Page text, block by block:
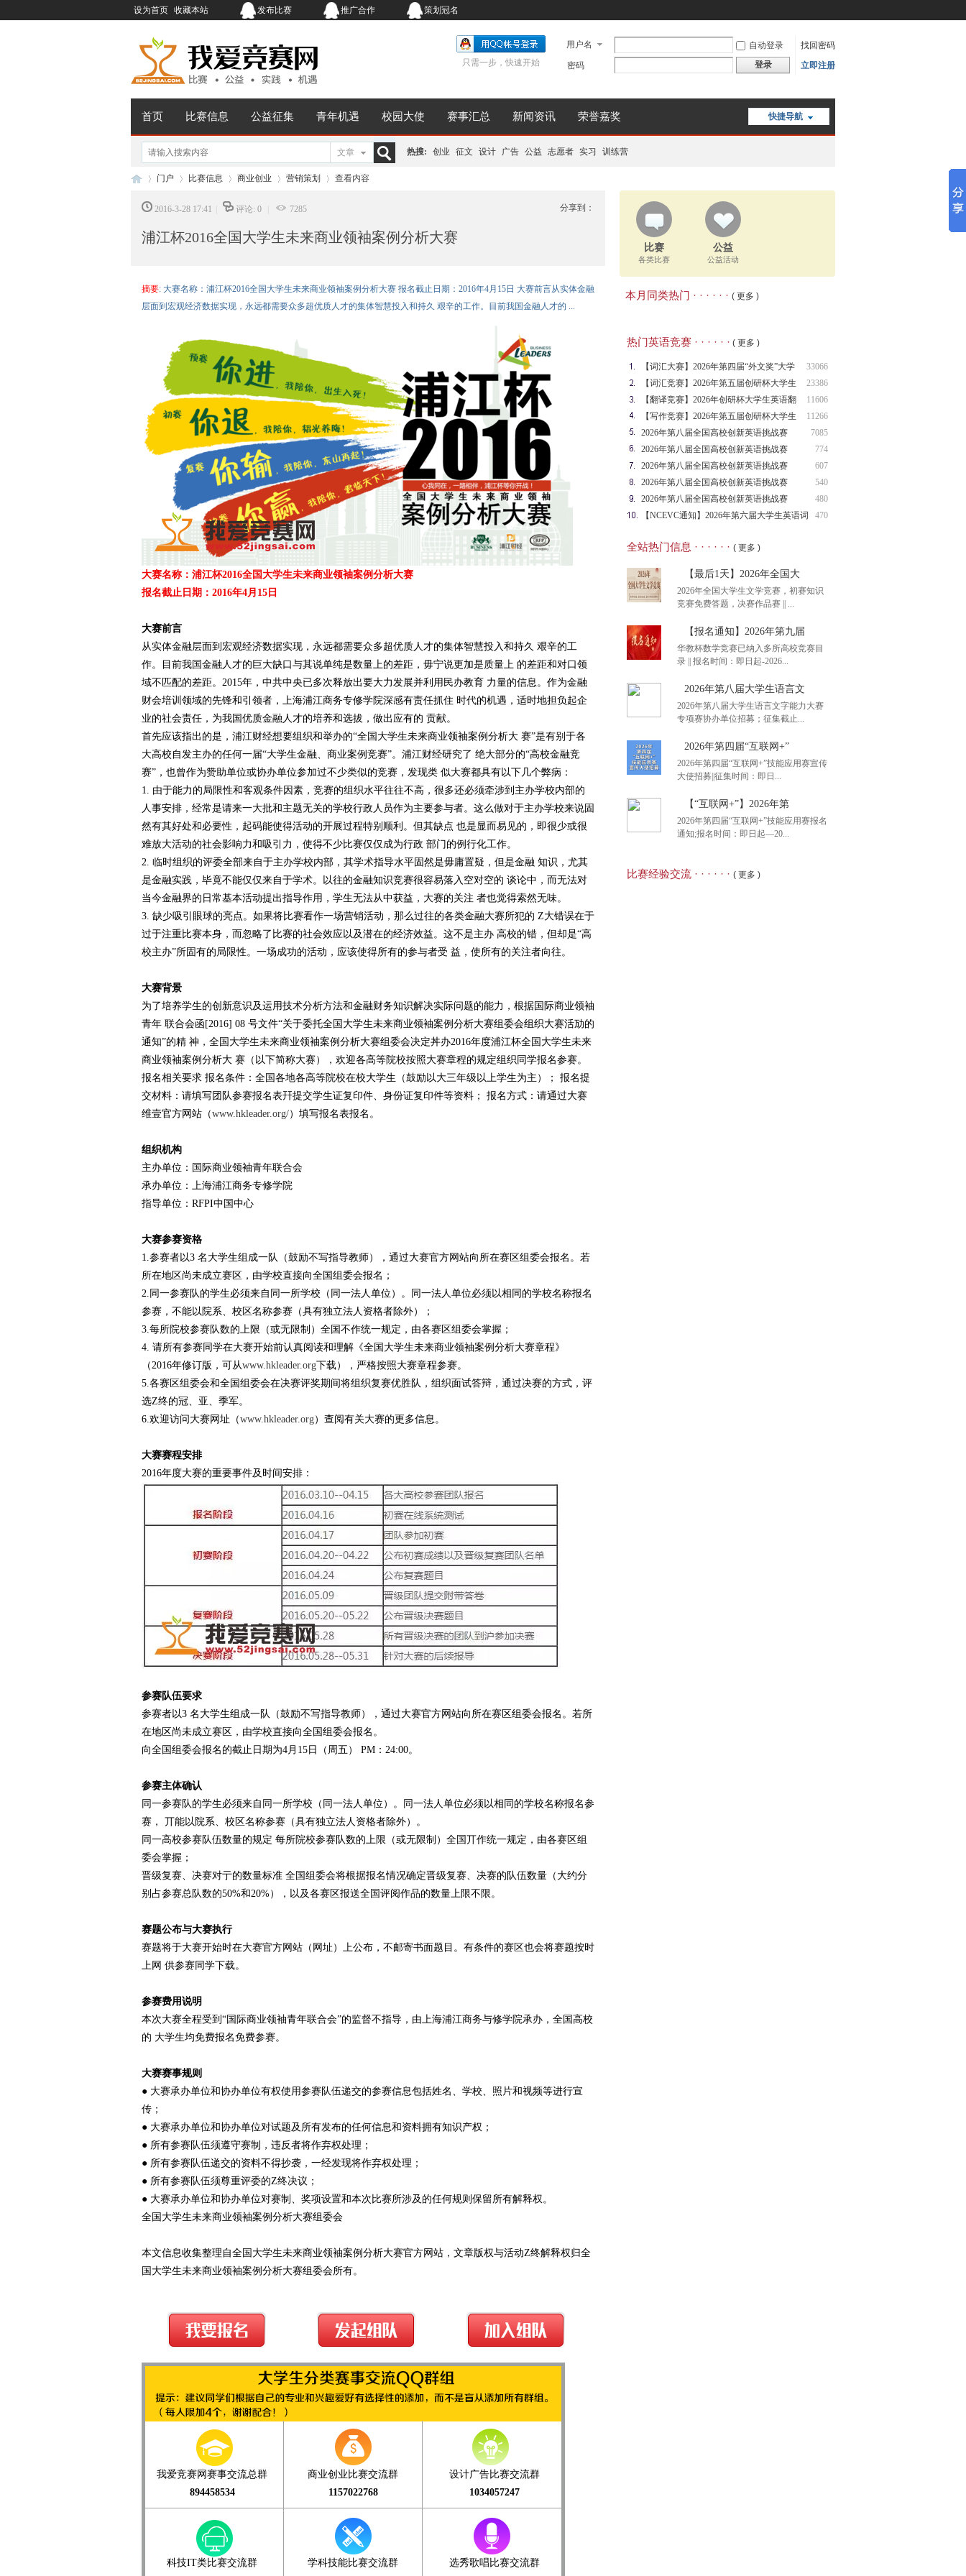
设为首页 收藏本站 发布比赛 推广合作 策划冠名
用户名 自动登录
找回密码
密码
登录 立即注册
只需一步，快速开始
快捷导航
首页 比赛信息 公益征集 青年机遇 校园大使 赛事汇总 新闻资讯 荣誉嘉奖
文章
索
热搜: 创业 征文 设计 广告 公益 志愿者 实习 训练营
›
门户
›
比赛信息
›
商业创业
›
营销策划
›
查看内容
分享到：
2016-3-28 17:41 评论: 0 7285
浦江杯2016全国大学生未来商业领袖案例分析大赛
摘要: 大赛名称：浦江杯2016全国大学生未来商业领袖案例分析大赛 报名截止日期：2016年4月15日 大赛前言从实体金融
层面到宏观经济数据实现，永远都需要众多超优质人才的集体智慧投入和持久 艰辛的工作。目前我国金融人才的 ...
大赛名称：浦江杯2016全国大学生未来商业领袖案例分析大赛
报名截止日期：2016年4月15日
大赛前言
从实体金融层面到宏观经济数据实现，永远都需要众多超优质人才的集体智慧投入和持久 艰辛的工
作。目前我国金融人才的巨大缺口与其说单纯是数量上的差距，毋宁说更加是质量上 的差距和对口领
域不匹配的差距。2015年，中共中央已多次释放出要大力发展并利用民办教育 力量的信息。作为金融
财会培训领域的先锋和引领者，上海浦江商务专修学院深感有责任抓住 时代的机遇，适时地担负起企
业的社会责任，为我国优质金融人才的培养和选拔，做出应有的 贡献。
首先应该指出的是，浦江财经想要组织和举办的“全国大学生未来商业领袖案例分析大 赛”是有别于各
大高校自发主办的任何一届“大学生金融、商业案例竞赛”。浦江财经研究了 绝大部分的“高校金融竞
赛”，也曾作为赞助单位或协办单位参加过不少类似的竞赛，发现类 似大赛都具有以下几个弊病：
1. 由于能力的局限性和客观条件因素，竞赛的组织水平往往不高，很多还必须牵涉到主办学校内部的
人事安排，经常是请来一大批和主题无关的学校行政人员作为主要参与者。这么做对于主办学校来说固
然有其好处和必要性，起码能使得活动的开展过程特别顺利。但其缺点 也是显而易见的，即很少或很
难放大活动的社会影响力和吸引力，使得不少比赛仅仅成为行政 部门的例行化工作。
2. 临时组织的评委全部来自于主办学校内部，其学术指导水平固然是毋庸置疑，但是金融 知识，尤其
是金融实践，毕竟不能仅仅来自于学术。以往的金融知识竞赛很容易落入空对空的 谈论中，而无法对
当今金融界的日常基本活动提出指导作用，学生无法从中获益，大赛的关注 者也觉得索然无味。
3. 缺少吸引眼球的亮点。如果将比赛看作一场营销活动，那么过往的各类金融大赛所犯的 Z大错误在于
过于注重比赛本身，而忽略了比赛的社会效应以及潜在的经济效益。这不是主办 高校的错，但却是“高
校主办”所固有的局限性。一场成功的活动，应该使得所有的参与者受 益，使所有的关注者向往。
大赛背景
为了培养学生的创新意识及运用技术分析方法和金融财务知识解决实际问题的能力，根据国际商业领袖
青年 联合会函[2016] 08 号文件“关于委托全国大学生未来商业领袖案例分析大赛组委会组织大赛活劢的
通知”的精 神，全国大学生未来商业领袖案例分析大赛组委会决定丼办2016年度浦江杯全国大学生未来
商业领袖案例分析大 赛（以下简称大赛），欢迎各高等院校按照大赛章程的规定组织同学报名参赛。
报名相关要求 报名条件：全国各地各高等院校在校大学生（鼓励以大三年级以上学生为主）； 报名提
交材料：请填写团队参赛报名表幵提交学生证复印件、身份证复印件等资料； 报名方式：请通过大赛
维壹官方网站（www.hkleader.org/）填写报名表报名。
组织机构
主办单位：国际商业领袖青年联合会
承办单位：上海浦江商务专修学院
指导单位：RFPI中国中心
大赛参赛资格
1.参赛者以3 名大学生组成一队（鼓励不写指导教师），通过大赛官方网站向所在赛区组委会报名。若
所在地区尚未成立赛区，由学校直接向全国组委会报名；
2.同一参赛队的学生必须来自同一所学校（同一法人单位）。同一法人单位必须以相同的学校名称报名
参赛，不能以院系、校区名称参赛（具有独立法人资格者除外）；
3.每所院校参赛队数的上限（或无限制）全国不作统一规定，由各赛区组委会掌握；
4. 请所有参赛同学在大赛开始前认真阅读和理解《全国大学生未来商业领袖案例分析大赛章程》
（2016年修订版，可从www.hkleader.org下载），严格按照大赛章程参赛。
5.各赛区组委会和全国组委会在决赛评奖期间将组织复赛优胜队，组织面试答辩，通过决赛的方式，评
选Z终的冠、亚、季军。
6.欢迎访问大赛网址（www.hkleader.org）查阅有关大赛的更多信息。
大赛赛程安排
2016年度大赛的重要事件及时间安排：
参赛队伍要求
参赛者以3 名大学生组成一队（鼓励不写指导教师），通过大赛官方网站向所在赛区组委会报名。若所
在地区尚未成立赛区，由学校直接向全国组委会报名。
向全国组委会报名的截止日期为4月15日（周五） PM：24:00。
参赛主体确认
同一参赛队的学生必须来自同一所学校（同一法人单位）。同一法人单位必须以相同的学校名称报名参
赛， 丌能以院系、校区名称参赛（具有独立法人资格者除外）。
同一高校参赛队伍数量的规定 每所院校参赛队数的上限（或无限制）全国丌作统一规定，由各赛区组
委会掌握；
晋级复赛、决赛对亍的数量标准 全国组委会将根据报名情况确定晋级复赛、决赛的队伍数量（大约分
别占参赛总队数的50%和20%），以及各赛区报送全国评阅作品的数量上限不限。
赛题公布与大赛执行
赛题将于大赛开始时在大赛官方网站（网址）上公布，不邮寄书面题目。有条件的赛区也会将赛题按时
上网 供参赛同学下载。
参赛费用说明
本次大赛全程受到“国际商业领袖青年联合会”的监督不指导，由上海浦江商务与修学院承办，全国高校
的 大学生均免费报名免费参赛。
大赛赛事规则
● 大赛承办单位和协办单位有权使用参赛队伍递交的参赛信息包括姓名、学校、照片和视频等进行宣
传；
● 大赛承办单位和协办单位对试题及所有发布的任何信息和资料拥有知识产权；
● 所有参赛队伍须遵守赛制，违反者将作弃权处理；
● 所有参赛队伍递交的资料不得抄袭，一经发现将作弃权处理；
● 所有参赛队伍须尊重评委的Z终决议；
● 大赛承办单位和协办单位对赛制、奖项设置和本次比赛所涉及的任何规则保留所有解释权。
全国大学生未来商业领袖案例分析大赛组委会
本文信息收集整理自全国大学生未来商业领袖案例分析大赛官方网站，文章版权与活动Z终解释权归全
国大学生未来商业领袖案例分析大赛组委会所有。
我爱竞赛网赛事交流总群
894458534
商业创业比赛交流群
1157022768
设计广告比赛交流群
1034057247
科技IT类比赛交流群
学科技能比赛交流群
选秀歌唱比赛交流群
比赛
各类比赛
公益
公益活动
本月同类热门 · · · · · · ( 更多 )
热门英语竞赛 · · · · · · ( 更多 )
33066
【词汇大赛】2026年第四届“外文奖”大学
生
23386
【词汇竞赛】2026年第五届创研杯大学生
英语
11606
【翻译竞赛】2026年创研杯大学生英语翻
译竞
11266
【写作竞赛】2026年第五届创研杯大学生
英语
7085
2026年第八届全国高校创新英语挑战赛
（NCIE
774
2026年第八届全国高校创新英语挑战赛
607
2026年第八届全国高校创新英语挑战赛
（NCIE
540
2026年第八届全国高校创新英语挑战赛
（NCIE
480
2026年第八届全国高校创新英语挑战赛
（NCIE
470
【NCEVC通知】2026年第六届大学生英语词
全站热门信息 · · · · · · ( 更多 )
【最后1天】2026年全国大
2026年全国大学生文学竞赛，初赛知识
竞赛免费答题，决赛作品赛 || ...
【最后1天】2026年全国大
【报名通知】2026年第九届
华教杯数学竞赛已纳入多所高校竞赛目
录 || 报名时间：即日起-2026...
【报名通知】2026年第九届
2026年第八届大学生语言文
2026年第八届大学生语言文字能力大赛
专项赛协办单位招募；征集截止...
2026年第八届大学生语言文
2026年第四届“互联网+”
2026年第四届“互联网+”技能应用赛宣传
大使招募||征集时间：即日...
2026年第四届“互联网+”
【“互联网+”】2026年第
2026年第四届“互联网+”技能应用赛报名
通知;报名时间：即日起—20...
比赛经验交流 · · · · · · ( 更多 )